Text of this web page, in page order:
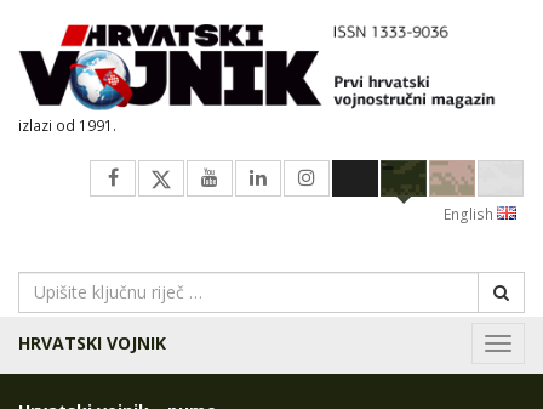
izlazi od 1991.
English
HRVATSKI VOJNIK